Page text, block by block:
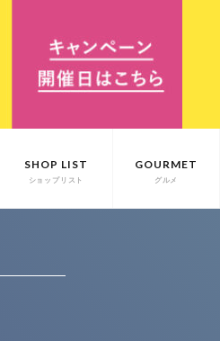
SHOP LIST
ショップリスト
GOURMET
グルメ